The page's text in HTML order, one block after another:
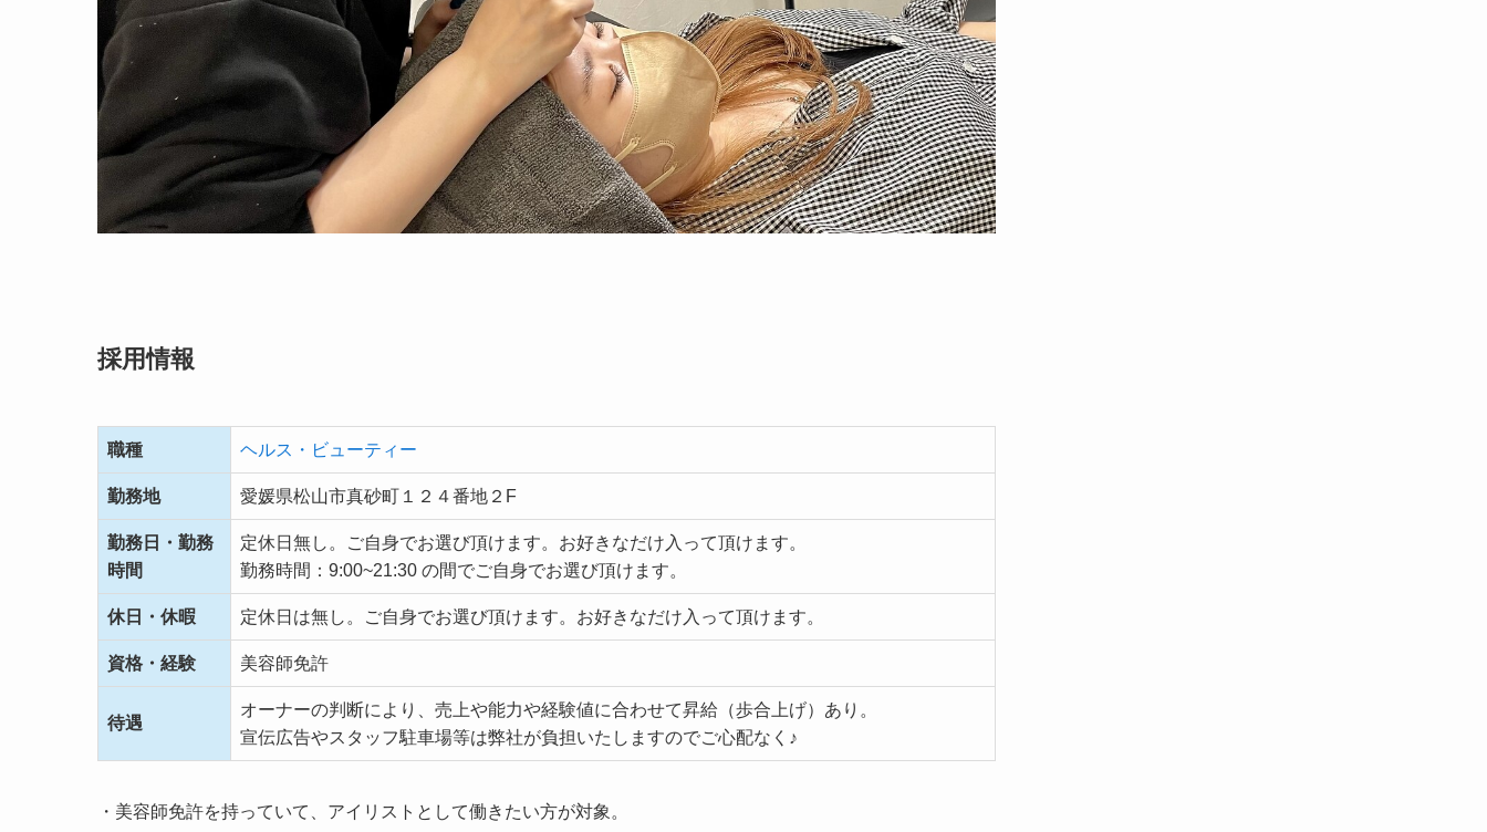
採用情報
職種 ヘルス・ビューティー
勤務地 愛媛県松山市真砂町１２４番地２F
勤務日・勤務
時間
定休日無し。ご自身でお選び頂けます。お好きなだけ入って頂けます。
勤務時間：9:00~21:30 の間でご自身でお選び頂けます。
休日・休暇 定休日は無し。ご自身でお選び頂けます。お好きなだけ入って頂けます。
資格・経験 美容師免許
待遇
オーナーの判断により、売上や能力や経験値に合わせて昇給（歩合上げ）あり。
宣伝広告やスタッフ駐車場等は弊社が負担いたしますのでご心配なく♪
・美容師免許を持っていて、アイリストとして働きたい方が対象。